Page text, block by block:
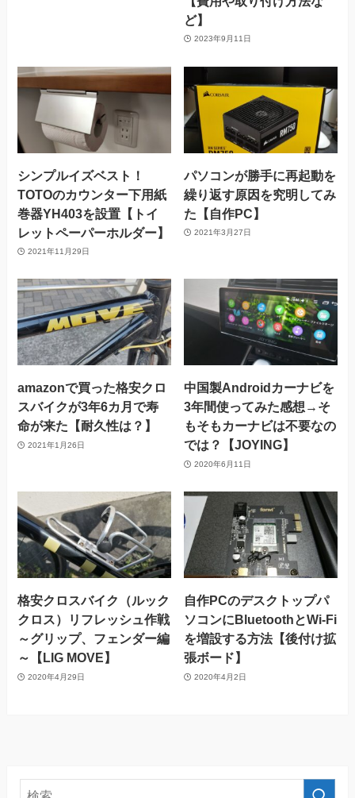
ど】
2023年9月11日
シンプルイズベスト！
TOTOのカウンター下用紙
巻器YH403を設置【トイ
レットペーパーホルダー】
2021年11月29日
パソコンが勝手に再起動を
繰り返す原因を究明してみ
た【自作PC】
2021年3月27日
amazonで買った格安クロ
スバイクが3年6カ月で寿
命が来た【耐久性は？】
2021年1月26日
中国製Androidカーナビを
3年間使ってみた感想→そ
もそもカーナビは不要なの
では？【JOYING】
2020年6月11日
格安クロスバイク（ルック
クロス）リフレッシュ作戦
～グリップ、フェンダー編
～【LIG MOVE】
2020年4月29日
自作PCのデスクトップパ
ソコンにBluetoothとWi-Fi
を増設する方法【後付け拡
張ボード】
2020年4月2日